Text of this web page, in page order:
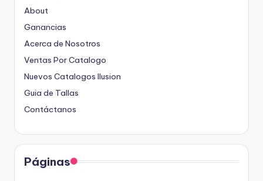
About
Ganancias
Acerca de Nosotros
Ventas Por Catalogo
Nuevos Catalogos Ilusion
Guia de Tallas
Contáctanos
Páginas